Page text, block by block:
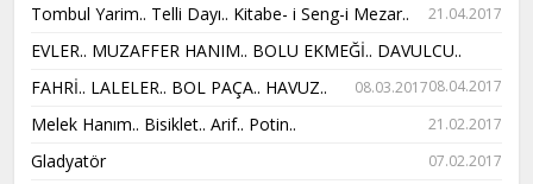
Tombul Yarim.. Telli Dayı.. Kitabe- i Seng-i Mezar.. 21.04.2017
EVLER.. MUZAFFER HANIM.. BOLU EKMEĞİ.. DAVULCU..
08.04.2017
FAHRİ.. LALELER.. BOL PAÇA.. HAVUZ.. 08.03.2017
Melek Hanım.. Bisiklet.. Arif.. Potin.. 21.02.2017
Gladyatör 07.02.2017